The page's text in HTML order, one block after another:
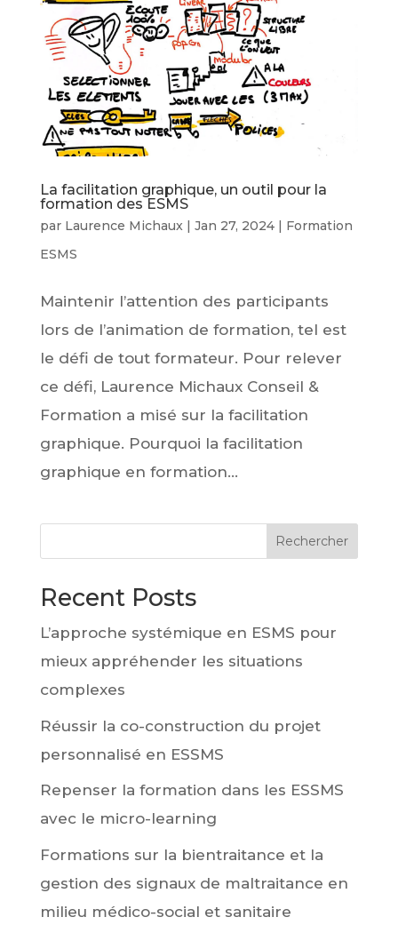
La facilitation graphique, un outil pour la
formation des ESMS
par Laurence Michaux| Jan 27, 2024| Formation
ESMS
Maintenir l’attention des participants
lors de l’animation de formation, tel est
le défi de tout formateur. Pour relever
ce défi, Laurence Michaux Conseil &
Formation a misé sur la facilitation
graphique. Pourquoi la facilitation
graphique en formation...
Rechercher
Recent Posts
L’approche systémique en ESMS pour
mieux appréhender les situations
complexes
Réussir la co-construction du projet
personnalisé en ESSMS
Repenser la formation dans les ESSMS
avec le micro-learning
Formations sur la bientraitance et la
gestion des signaux de maltraitance en
milieu médico-social et sanitaire